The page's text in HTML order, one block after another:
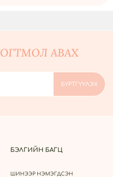
АВАХ
БЭЛГИЙН БАГЦ
ШИНЭЭР НЭМЭГДСЭН